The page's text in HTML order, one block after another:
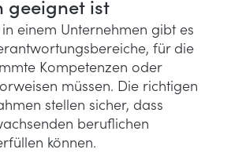
geeignet ist
einem Unternehmen gibt es
für die
Kompetenzen oder
müssen. Die richtigen
stellen sicher, dass
beruflichen
können.